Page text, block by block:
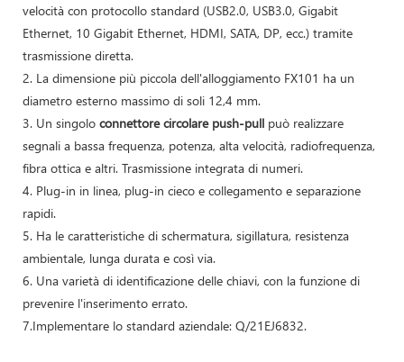
velocità con protocollo standard (USB2.0, USB3.0, Gigabit
Ethernet, 10 Gigabit Ethernet, HDMI, SATA, DP, ecc.) tramite
trasmissione diretta.
2. La dimensione più piccola dell'alloggiamento FX101 ha un
diametro esterno massimo di soli 12,4 mm.
3. Un singolo connettore circolare push-pull può realizzare
segnali a bassa frequenza, potenza, alta velocità, radiofrequenza,
fibra ottica e altri. Trasmissione integrata di numeri.
4. Plug-in in linea, plug-in cieco e collegamento e separazione
rapidi.
5. Ha le caratteristiche di schermatura, sigillatura, resistenza
ambientale, lunga durata e così via.
6. Una varietà di identificazione delle chiavi, con la funzione di
prevenire l'inserimento errato.
7.Implementare lo standard aziendale: Q/21EJ6832.